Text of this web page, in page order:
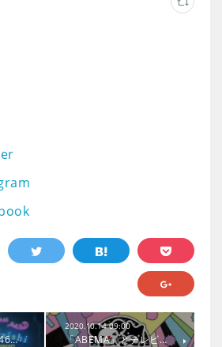
2020.10.14 09:00
「ABEMA」とテレビ…